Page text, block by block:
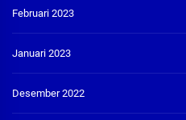
Februari 2023
Januari 2023
Desember 2022